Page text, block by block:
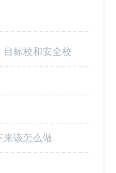
标校和安全校
来该怎么做